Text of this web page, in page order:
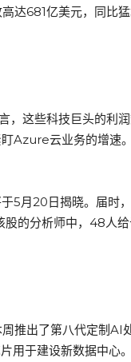
达681亿美元，同比
这些科技巨头的利
Azure云业务的增速
5月20日揭晓。届
的分析师中，48人
推出了第八代定制AI
于建设新数据中心。